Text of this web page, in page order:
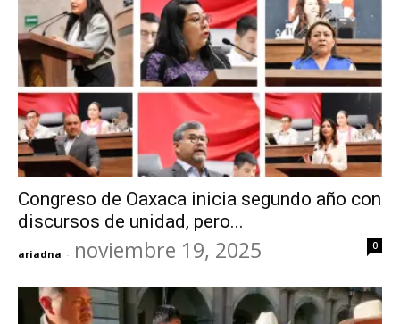
Congreso de Oaxaca inicia segundo año con
discursos de unidad, pero...
ariadna - noviembre 19, 2025 0